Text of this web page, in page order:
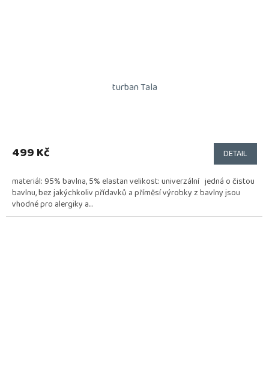
turban Tala
499 Kč DETAIL
materiál: 95% bavlna, 5% elastan velikost: univerzální jedná o čistou
bavlnu, bez jakýchkoliv přídavků a příměsí výrobky z bavlny jsou
vhodné pro alergiky a...